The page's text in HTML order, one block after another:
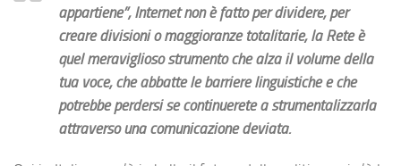
appartiene”, Internet non è fatto per dividere, per
creare divisioni o maggioranze totalitarie, la Rete è
quel meraviglioso strumento che alza il volume della
tua voce, che abbatte le barriere linguistiche e che
potrebbe perdersi se continuerete a strumentalizzarla
attraverso una comunicazione deviata.